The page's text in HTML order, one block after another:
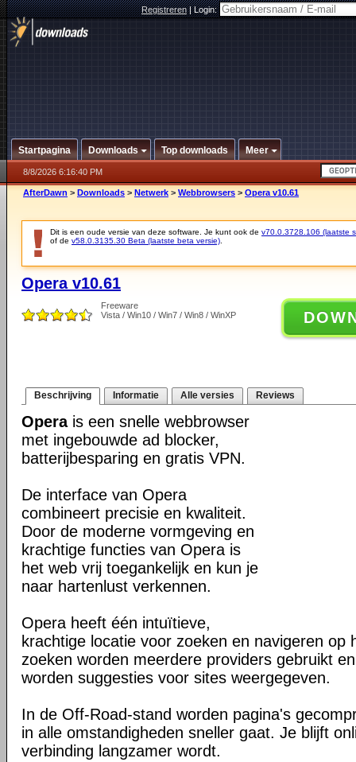
Registreren|Login:
Startpagina Downloads Top downloads Meer
8/8/2026 6:16:40 PM
AfterDawn > Downloads > Netwerk > Webbrowsers > Opera v10.61
Dit is een oude versie van deze software. Je kunt ook de v70.0.3728.106 (laatste
of de v58.0.3135.30 Beta (laatste beta versie)
Opera v10.61
Freeware
Vista / Win10 / Win7 / Win8 / WinXP
Beschrijving Informatie Alle versies Reviews
Operais een snelle webbrowser
met ingebouwde ad blocker,
batterijbesparing en gratis VPN.
De interface van Opera
combineert precisie en kwaliteit.
Door de moderne vormgeving en
krachtige functies van Opera is
het web vrij toegankelijk en kun je
naar hartenlust verkennen.
Opera heeft één intuïtieve,
krachtige locatie voor zoeken en navigeren op
zoeken worden meerdere providers gebruikt
worden suggesties voor sites weergegeven.
In de Off-Road-stand worden pagina's
in alle omstandigheden sneller gaat. Je blijft
verbinding langzamer wordt.